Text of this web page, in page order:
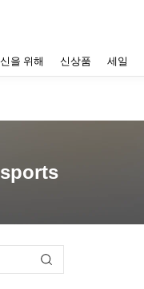
을 위해 신상품 세일